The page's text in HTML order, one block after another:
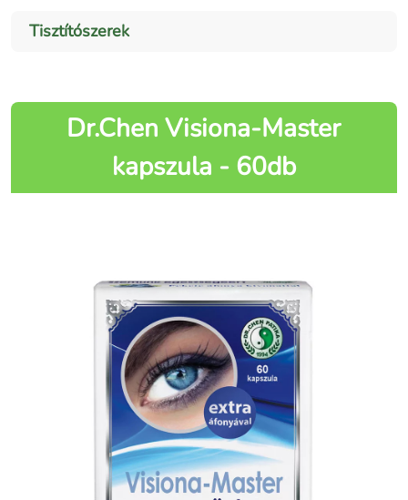
Tisztítószerek
Dr.Chen Visiona-Master
kapszula - 60db